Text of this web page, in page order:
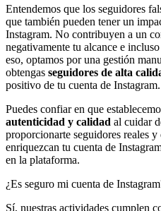
Entendemos que los seguidores
que también pueden tener un
Instagram. No contribuyen a un
negativamente tu alcance e
eso, optamos por una gestión
obtengas seguidores de alta
positivo de tu cuenta de Instagram.
Puedes confiar en que
autenticidad y calidad al cuidar
proporcionarte seguidores reales
enriquezcan tu cuenta de
en la plataforma.
¿Es seguro mi cuenta de
Sí, nuestras actividades cumplen